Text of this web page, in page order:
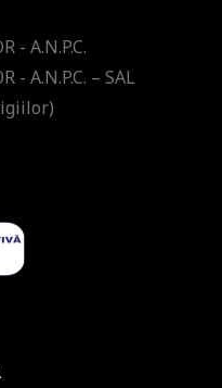
- A.N.P.C.
- A.N.P.C. – SAL